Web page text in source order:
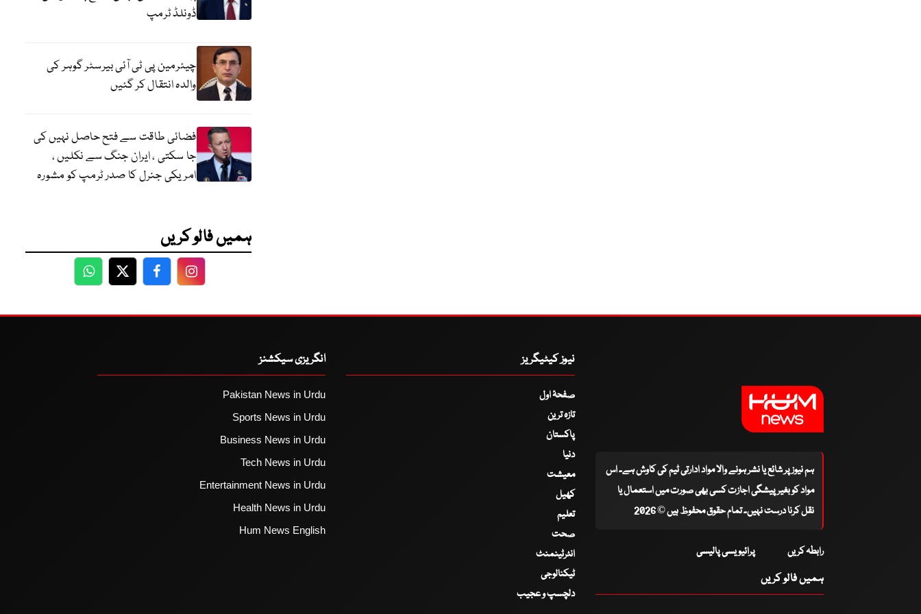
ڈونلڈ ٹرمپ
چیئرمین پی ٹی آئی بیرسٹر گوہر کی
والدہ انتقال کر گئیں
فضائی طاقت سے فتح حاصل نہیں کی
جا سکتی ، ایران جنگ سے نکلیں ،
امریکی جنرل کا صدر ٹرمپ کو مشورہ
ہمیں فالو کریں
WhatsApp
TwitterFacebookFacebook
ہم نیوز پر شائع یا نشر ہونے والا مواد ادارتی ٹیم کی کاوش ہے۔ اس
مواد کو بغیر پیشگی اجازت کسی بھی صورت میں استعمال یا
نقل کرنا درست نہیں۔ تمام حقوق محفوظ ہیں © 2026
رابطہ کریں پرائیویسی پالیسی
ہمیں فالو کریں
نیوز کیٹیگریز
صفحۂ اول
تازہ ترین
پاکستان
دنیا
معیشت
کھیل
تعلیم
صحت
انٹرٹینمنٹ
ٹیکنالوجی
دلچسپ و عجیب
انگریزی سیکشنز
Pakistan News in Urdu
Sports News in Urdu
Business News in Urdu
Tech News in Urdu
Entertainment News in Urdu
Health News in Urdu
Hum News English